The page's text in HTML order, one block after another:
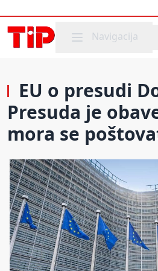
Mobile menu
Navigacija
EU o presudi
Presuda je
mora se